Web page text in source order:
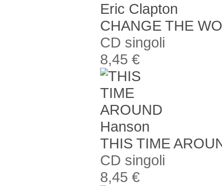
Eric Clapton
CHANGE THE
CD singoli
8,45 €
Hanson
THIS TIME
CD singoli
8,45 €